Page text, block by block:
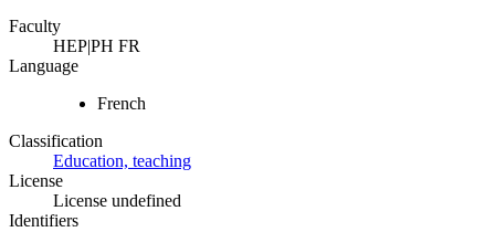
Faculty
HEP|PH FR
Language
French
Classification
Education, teaching
License
License undefined
Identifiers